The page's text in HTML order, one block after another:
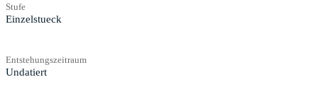
Stufe
Einzelstueck
Entstehungszeitraum
Undatiert